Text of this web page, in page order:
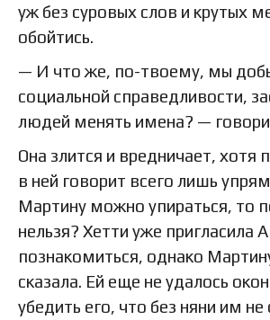
уж без суровых слов и крутых
обойтись.
— И что же, по-твоему, мы
социальной справедливости,
людей менять имена? —
Она злится и вредничает, хотя
в ней говорит всего лишь
Мартину можно упираться, то
нельзя? Хетти уже пригласила
познакомиться, однако
сказала. Ей еще не удалось
убедить его, что без няни им не